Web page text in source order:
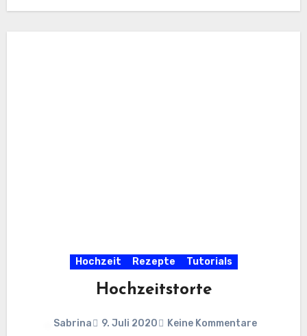
Hochzeit Rezepte Tutorials
Hochzeitstorte
Sabrina 9. Juli 2020 Keine Kommentare